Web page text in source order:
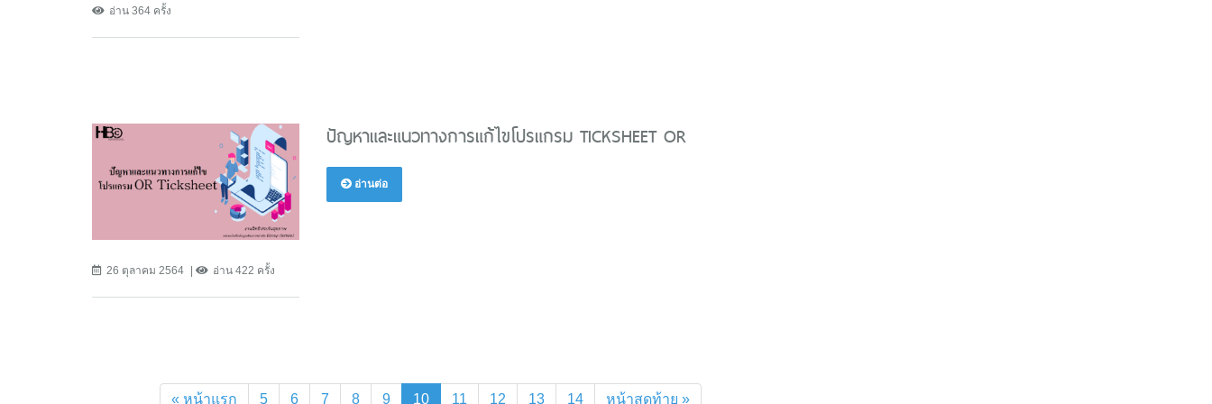
อ่าน 364 ครั้ง
26 ตุลาคม 2564 อ่าน 422 ครั้ง
ปัญหาและแนวทางการแก้ไขโปรแกรม TICKSHEET OR
อ่านต่อ
« หน้าแรก 5 6 7 8 9 10(current)
11 12 13 14 หน้าสุดท้าย »